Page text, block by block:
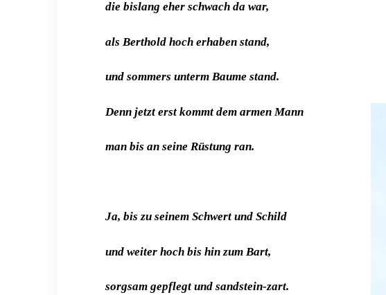
die bislang eher schwach da war,
als Berthold hoch erhaben stand,
und sommers unterm Baume stand.
Denn jetzt erst kommt dem armen Mann
man bis an seine Rüstung ran.
Ja, bis zu seinem Schwert und Schild
und weiter hoch bis hin zum Bart,
sorgsam gepflegt und sandstein-zart.